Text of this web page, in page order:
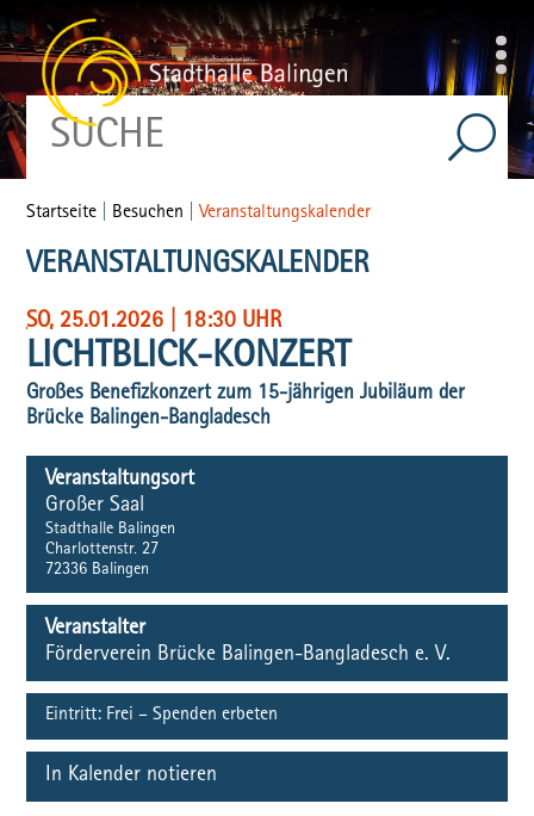
Startseite Besuchen |Veranstaltungskalender
VERANSTALTUNGSKALENDER
SO, 25.01.2026 18:30 UHR
LICHTBLICK-KONZERT
Großes Benefizkonzert zum 15-jährigen Jubiläum der
Brücke Balingen-Bangladesch
Veranstaltungsort
Großer Saal
Stadthalle Balingen
Charlottenstr. 27
72336 Balingen
Veranstalter
Förderverein Brücke Balingen-Bangladesch e. V.
Eintritt: Frei – Spenden erbeten
In Kalender notieren